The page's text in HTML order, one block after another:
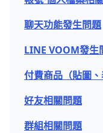
聊天功能發生問題
LINE VOOM發生
付費商品（貼圖
好友相關問題
群組相關問題